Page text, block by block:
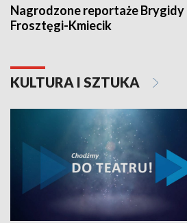
Nagrodzone reportaże Brygidy
Frosztęgi-Kmiecik
KULTURA I SZTUKA